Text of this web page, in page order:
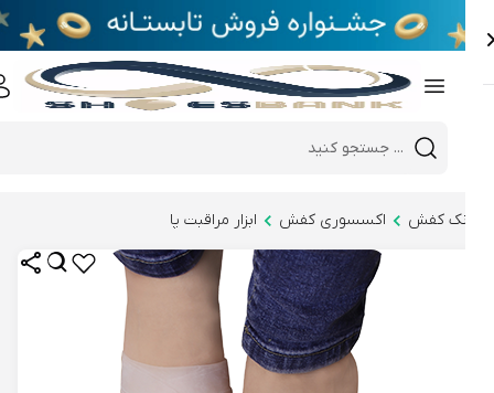
Mobile header search
e
کفش اکسسوری کفش ابزار مراقبت پا